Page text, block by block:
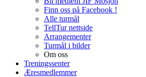
Finn oss på Facebook !
Alle turmål
TellTur nettside
Arrangementer
Turmål i bilder
Om oss
Treningssenter
Æresmedlemmer